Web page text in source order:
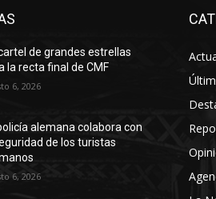
de grandes estrellas
la recta final de CMF
6, 2026
alemana colabora con
de los turistas
6, 2026